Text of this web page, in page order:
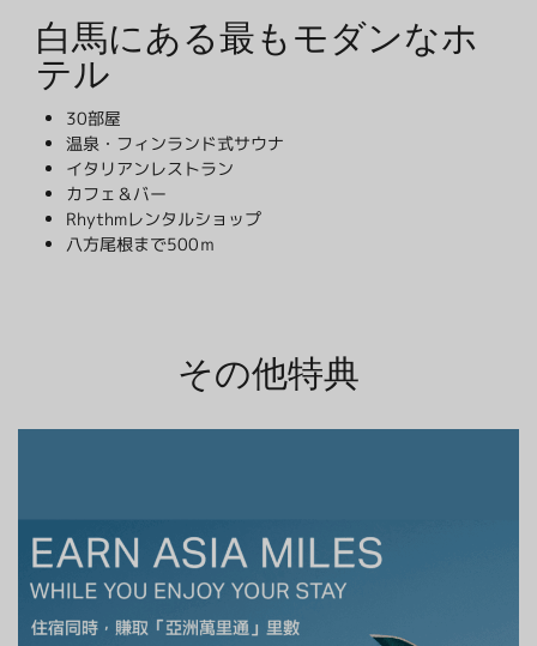
白馬にある最もモダンなホ
テル
30部屋
温泉・フィンランド式サウナ
イタリアンレストラン
カフェ＆バー
Rhythmレンタルショップ
八方尾根まで500ｍ
その他特典